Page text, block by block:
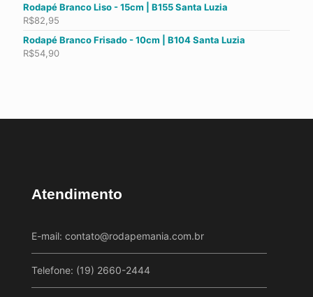
Rodapé Branco Liso - 15cm | B155 Santa Luzia
R$82,95
Rodapé Branco Frisado - 10cm | B104 Santa Luzia
R$54,90
Atendimento
E-mail: contato@rodapemania.com.br
Telefone: (19) 2660-2444